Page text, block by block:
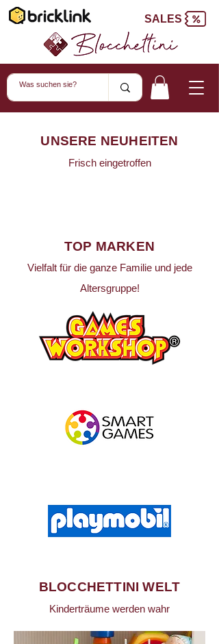
SALES
UNSERE NEUHEITEN
Frisch eingetroffen
TOP MARKEN
Vielfalt für die ganze Familie und jede
Altersgruppe!
BLOCCHETTINI WELT
Kinderträume werden wahr